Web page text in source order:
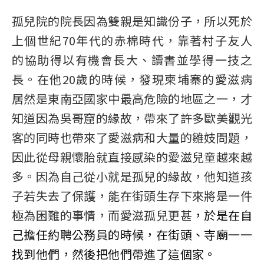
孤兒院的院長因為雙親是知識份子，所以死於
上個世紀70年代的赤棉時代，靠著村子友人
的協助得以有機會長大、讀書並學得一技之
長。在他20歲的時候，發現柬埔寨的愛滋病
居然是東南亞國家中最高危險的地區之一，才
知道因為吳哥窟的緣故，帶來了許多歐美觀光
客的同時也帶來了愛滋病和大量的雛妓問題，
因此從母親懷胎就直接感染的愛滋兒童越來越
多。因為自己從小就是孤兒的緣故，他知道孩
子若失去了保護，能在街頭生存下來將是一件
極為困難的事情，而愛滋孤兒更甚 ，於是在自
己擔任約聘公務員的時候，在街頭、寺廟一一
找到他們，然後把他們帶進了這個家。